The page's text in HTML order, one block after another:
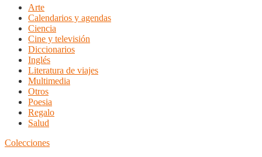
Arte
Calendarios y agendas
Ciencia
Cine y televisión
Diccionarios
Inglés
Literatura de viajes
Multimedia
Otros
Poesia
Regalo
Salud
Colecciones